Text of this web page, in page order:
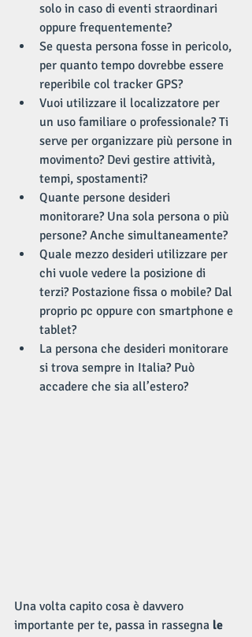
solo in caso di eventi straordinari
oppure frequentemente?
Se questa persona fosse in pericolo,
per quanto tempo dovrebbe essere
reperibile col tracker GPS?
Vuoi utilizzare il localizzatore per
un uso familiare o professionale? Ti
serve per organizzare più persone in
movimento? Devi gestire attività,
tempi, spostamenti?
Quante persone desideri
monitorare? Una sola persona o più
persone? Anche simultaneamente?
Quale mezzo desideri utilizzare per
chi vuole vedere la posizione di
terzi? Postazione fissa o mobile? Dal
proprio pc oppure con smartphone e
tablet?
La persona che desideri monitorare
si trova sempre in Italia? Può
accadere che sia all’estero?
Una volta capito cosa è davvero
importante per te, passa in rassegna le